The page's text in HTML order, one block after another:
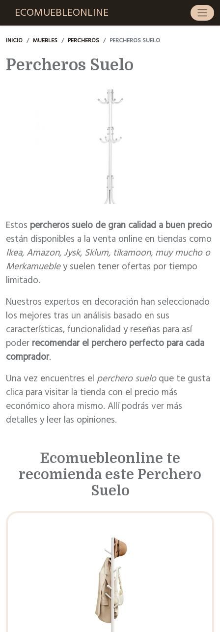
ECOMUEBLEONLINE
INICIO MUEBLES PERCHEROS PERCHEROS SUELO
Percheros Suelo
Estos percheros suelo de gran calidad a buen precio
están disponibles a la venta online en tiendas como
Ikea, Amazon, Jysk, Sklum, tikamoon, muy mucho o
Merkamuebley suelen tener ofertas por tiempo
limitado.
Nuestros expertos en decoración han seleccionado
los mejores tras un análisis basado en sus
características, funcionalidad y reseñas para así
poder recomendar el perchero perfecto para cada
comprador.
Una vez encuentres el perchero sueloque te gusta
clica para visitar la tienda con el precio más
económico ahora mismo. Allí podrás ver más
detalles y leer las opiniones.
Ecomuebleonline te
recomienda este Perchero
Suelo